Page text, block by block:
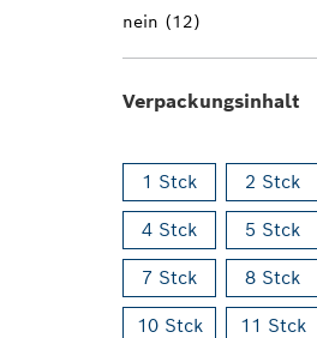
nein (12)
Verpackungsinhalt
1 Stck 2 Stck
4 Stck 5 Stck
7 Stck 8 Stck
10 Stck 11 Stck